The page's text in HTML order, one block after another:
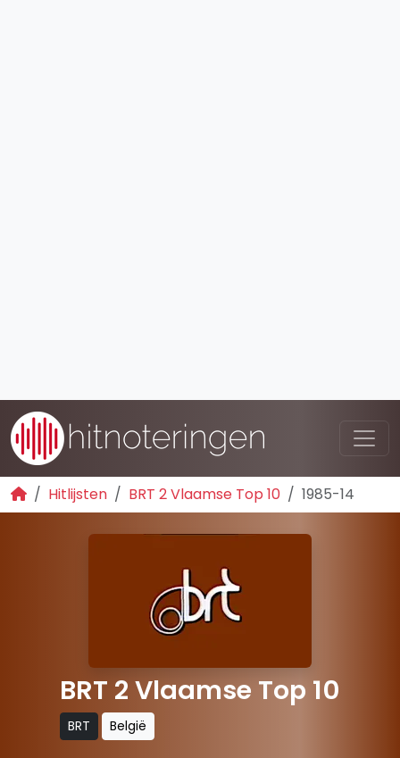
Hitlijsten BRT 2 Vlaamse Top 10 1985-14
BRT 2 Vlaamse Top 10
BRT België